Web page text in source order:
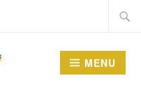
MENU